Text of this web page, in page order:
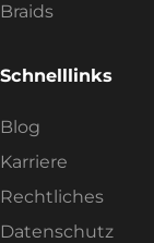
Braids
Schnelllinks
Blog
Karriere
Rechtliches
Datenschutz